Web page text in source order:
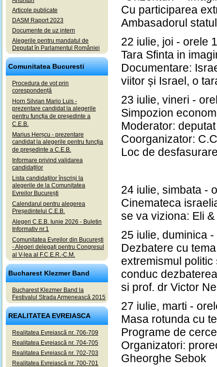
Articole publicate
DASM Raport 2023
Documente de uz intern
Alegerile pentru mandatul de
Deputat în Parlamentul României
Comunitatea Bucuresti
Procedura de vot prin
corespondență
Horn Silvian Mario Luis -
prezentare candidat la alegerile
pentru funcția de președinte a
C.E.B.
Marius Herșcu - prezentare
candidat la alegerile pentru funcția
de președinte a C.E.B.
Informare privind validarea
candidaților
Lista candidaților înscriși la
alegerile de la Comunitatea
Evreilor București
Calendarul pentru alegerea
Președintelui C.E.B.
Alegeri C.E.B. Iunie 2026 - Buletin
Informativ nr.1
Comunitatea Evreilor din București
- Alegeri delegați pentru Congresul
al V-lea al F.C.E.R.-C.M.
Bucharest Klezmer Band
Bucharest Klezmer Band la
Festivalul Strada Armenească 2015
REALITATEA EVREIASCA
Realitatea Evreiască nr. 706-709
Realitatea Evreiască nr. 704-705
Realitatea Evreiască nr. 702-703
Realitatea Evreiască nr. 700-701
Cu participarea
Ambasadorul
22 iulie, joi - orele
Tara Sfinta in
Documentare:
viitor și Israel, o
23 iulie, vineri -
Simpozion
Moderator:
Coorganizator:
Loc de
24 iulie, simbata -
Cinemateca
se va viziona: Eli
25 iulie, duminica
Dezbatere cu
extremismul
conduc
si prof. dr Victor
27 iulie, marti -
Masa rotunda cu
Programe de
Organizatori:
Gheorghe Sebok